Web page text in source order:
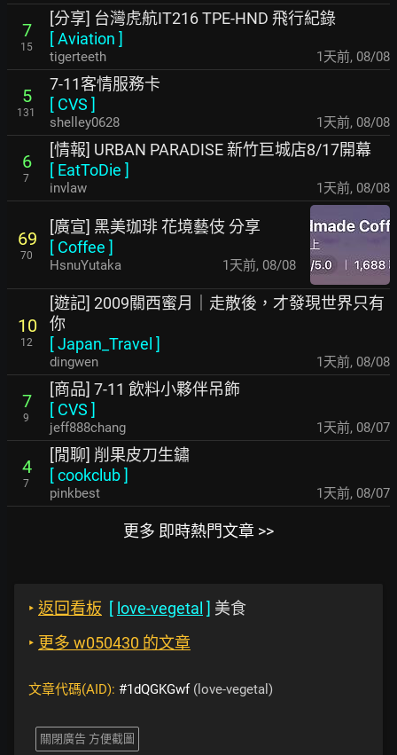
7
15
[分享] 台灣虎航IT216 TPE-HND 飛行紀錄
[Aviation ]
tigerteeth 1天前, 08/08
5
131
7-11客情服務卡
[ CVS ]
shelley0628 1天前, 08/08
6
7
[情報] URBAN PARADISE 新竹巨城店8/17開幕
[ EatToDie ]
invlaw 1天前, 08/08
69
70
[廣宣] 黑美珈琲 花境藝伎 分享
[ Coffee ]
HsnuYutaka 1天前, 08/08
10
12
[遊記] 2009關西蜜月｜走散後，才發現世界只有
你
[Japan_Travel ]
dingwen 1天前, 08/08
7
9
[商品] 7-11 飲料小夥伴吊飾
[ CVS ]
jeff888chang 1天前, 08/07
4
7
[閒聊] 削果皮刀生鏽
[cookclub]
pinkbest 1天前, 08/07
更多 即時熱門文章 >>
‣ 返回看板 [ love-vegetal ] 美食
‣ 更多 w050430 的文章
文章代碼(AID): #1dQGKGwf(love-vegetal)
關閉廣告 方便截圖